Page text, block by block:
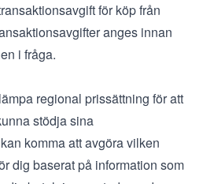
för köp från
anges innan
i fråga.
regional prissättning för att
stödja sina
komma att avgöra vilken
dig baserat på information som